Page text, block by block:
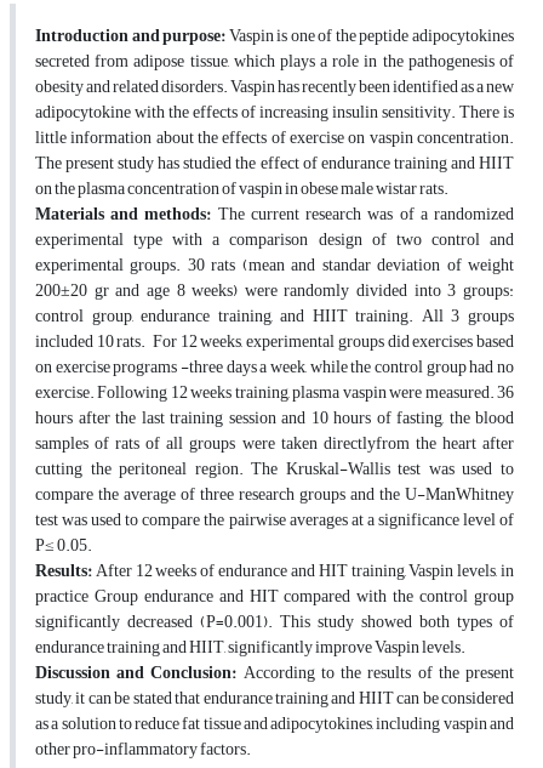
Introduction and purpose:Vaspin is one of the peptide adipocytokines
secreted from adipose tissue, which plays a role in the pathogenesis of
obesity and related disorders. Vaspin has recently been identified as a new
adipocytokine with the effects of increasing insulin sensitivity. There is
little information about the effects of exercise on vaspin concentration.
The present study has studied the effect of endurance training and HIIT
on the plasma concentration of vaspin in obese male wistar rats.
Materials and methods: The current research was of a randomized
experimental type with a comparison design of two control and
experimental groups. 30 rats (mean and standar deviation of weight
200±20 gr and age 8 weeks) were randomly divided into 3 groups:
control group, endurance training, and HIIT training. All 3 groups
included 10 rats. For 12 weeks, experimental groups did exercises based
on exercise programs -three days a week, while the control group had no
exercise. Following 12 weeks training, plasma vaspin were measured. 36
hours after the last training session and 10 hours of fasting, the blood
samples of rats of all groups were taken directlyfrom the heart after
cutting the peritoneal region. The Kruskal-Wallis test was used to
compare the average of three research groups and the U-ManWhitney
test was used to compare the pairwise averages at a significance level of
P≤ 0.05.
Results:After 12 weeks of endurance and HIT training, Vaspin levels, in
practice Group endurance and HIT compared with the control group
significantly decreased (P=0.001). This study showed both types of
endurance training and HIIT, significantly improve Vaspin levels.
Discussion and Conclusion: According to the results of the present
study, it can be stated that endurance training and HIIT can be considered
as a solution to reduce fat tissue and adipocytokines, including vaspin and
other pro-inflammatory factors.